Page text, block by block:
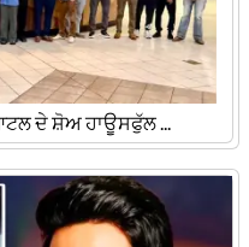
ਦੇ ਸ਼ੋਅ ਹਾਊਸਫੁੱਲ ...